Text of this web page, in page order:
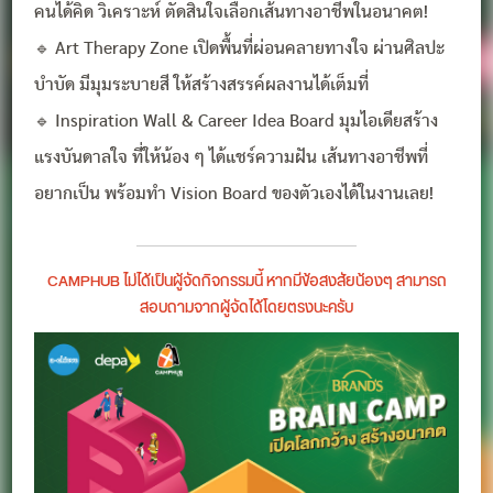
คนได้คิด วิเคราะห์ ตัดสินใจเลือกเส้นทางอาชีพในอนาคต!
🔹 Art Therapy Zone เปิดพื้นที่ผ่อนคลายทางใจ ผ่านศิลปะ
บำบัด มีมุมระบายสี ให้สร้างสรรค์ผลงานได้เต็มที่
🔹 Inspiration Wall & Career Idea Board มุมไอเดียสร้าง
แรงบันดาลใจ ที่ให้น้อง ๆ ได้แชร์ความฝัน เส้นทางอาชีพที่
อยากเป็น พร้อมทำ Vision Board ของตัวเองได้ในงานเลย!
CAMPHUB ไม่ได้เป็นผู้จัดกิจกรรมนี้ หากมีข้อสงสัยน้องๆ สามารถ
สอบถามจากผู้จัดได้โดยตรงนะครับ